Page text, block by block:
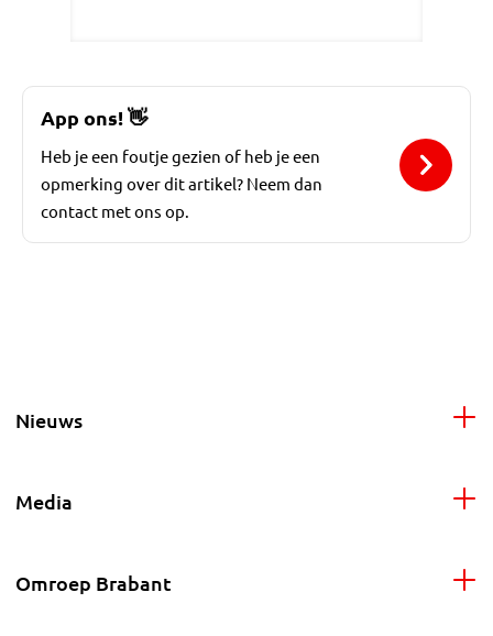
App ons!👋
Heb je een foutje gezien of heb je een
opmerking over dit artikel? Neem dan
contact met ons op.
Nieuws
Media
Omroep Brabant